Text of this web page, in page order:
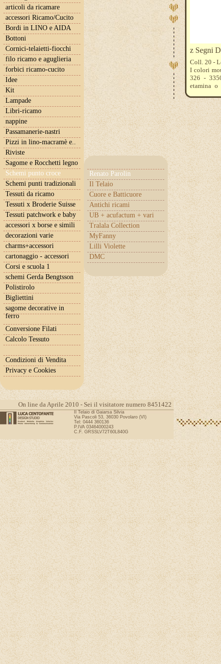
articoli da ricamare
accessori Ricamo/Cucito
Bordi in LINO e AIDA
Bottoni
Cornici-telaietti-fiocchi
filo ricamo e aguglieria
forbici ricamo-cucito
Idee
Kit
Lampade
Libri-ricamo
nappine
Passamanerie-nastri
Pizzi in lino-macramè e..
Riviste
Sagome e Rocchetti legno
Schemi punto croce
Renato Parolin
Il Telaio
Cuore e Batticuore
Antichi ricami
UB + acufactum + vari
Tralala Collection
MyFanny
Lilli Violette
DMC
Schemi punti tradizionali
Tessuti da ricamo
Tessuti x Broderie Suisse
Tessuti patchwork e baby
accessori x borse e simili
decorazioni varie
charms+accessori
cartonaggio - accessori
Corsi e scuola 1
schemi Gerda Bengtsson
Polistirolo
Bigliettini
sagome decorative in
ferro
Conversione Filati
Calcolo Tessuto
Condizioni di Vendita
Privacy e Cookies
z Segni
Coll. 20 -
I colori
326 -
etamina
On line da Aprile 2010 - Sei il visitatore numero 8451422
Il Telaio di Gaiarsa Silvia
Via Pascoli 53, 36030 Povolaro (VI)
Tel: 0444 360136
P.IVA 03464000243
C.F. GRSSLV72T60L840G